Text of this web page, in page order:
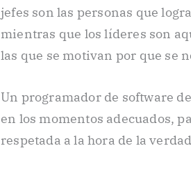
jefes son las personas que
mientras que los líderes son
las que se motivan por que se
Un programador de software
en los momentos adecuados,
respetada a la hora de la